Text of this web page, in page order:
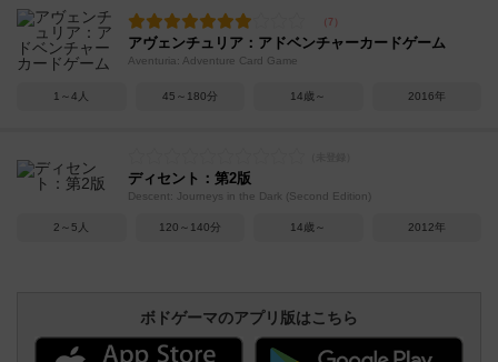
アヴェンチュリア：アドベンチャーカードゲーム
Aventuria: Adventure Card Game
1～4人 45～180分 14歳～ 2016年
ディセント：第2版
Descent: Journeys in the Dark (Second Edition)
2～5人 120～140分 14歳～ 2012年
ボドゲーマのアプリ版はこちら